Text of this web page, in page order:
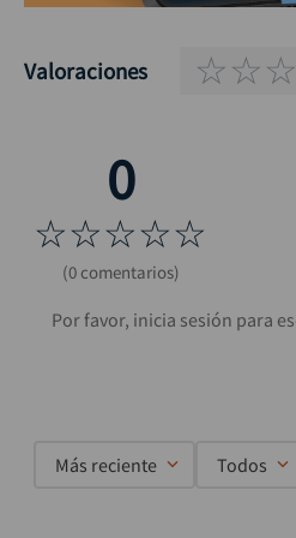
Valoraciones ☆☆☆
☆☆☆☆☆
(0 comentarios)
Más reciente Todos